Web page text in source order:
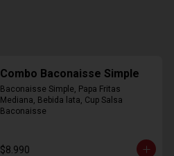
Combo Baconaisse Simple
Baconaisse Simple, Papa Fritas
Mediana, Bebida lata, Cup Salsa
Baconaisse
$8.990